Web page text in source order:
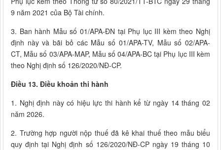
9 năm 2021 của Bộ Tài chính.
3. Ban hành Mẫu số 01/APA-ĐN tại Phụ lục III kèm theo Nghị
định này và bãi bỏ các Mẫu số 01/APA-TV, Mẫu số 02/APA-
CT, Mẫu số 03/APA-MAP, Mẫu số 04/APA-BC tại Phụ lục III kèm
theo Nghị định số 126/2020/NĐ-CP.
Điều 13. Điều khoản thi hành
1. Nghị định này có hiệu lực thi hành kể từ ngày 14 tháng 02
năm 2026.
2. Trường hợp người nộp thuế đã kê khai thuế theo mẫu biểu
quy định tại Nghị định số 126/2020/NĐ-CP ngày 19 tháng 10